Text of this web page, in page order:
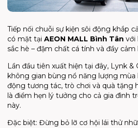
Tiếp nối chuỗi sự kiện sôi động khắp
có mặt tại AEON MALL Bình Tân với
sắc hè – đậm chất cá tính và đầy
Lần đầu tiên xuất hiện tại đây, Lynk
không gian bùng nổ năng lượng mùa
động tương tác, trò chơi và quà tặng
là điểm hẹn lý tưởng cho cả gia đình
này.
Đặc biệt: Đừng bỏ lỡ cơ hội lái thử